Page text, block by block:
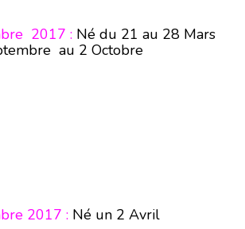
2017 : Né du 21 au 28 Mars
au 2 Octobre
2017 : Né un 2 Avril